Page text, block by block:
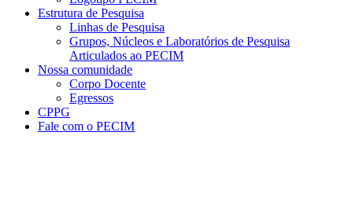
Estrutura de Pesquisa
Linhas de Pesquisa
Grupos, Núcleos e Laboratórios de Pesquisa
Articulados ao PECIM
Nossa comunidade
Corpo Docente
Egressos
CPPG
Fale com o PECIM